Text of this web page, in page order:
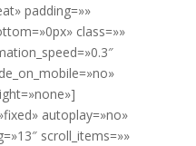
padding=»»
class=»»
autoplay=»no»
scroll_items=»»